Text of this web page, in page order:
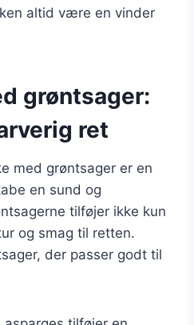
altid være en vinder
grøntsager:
ret
med grøntsager er en
en sund og
tilføjer ikke kun
og smag til retten.
der passer godt til